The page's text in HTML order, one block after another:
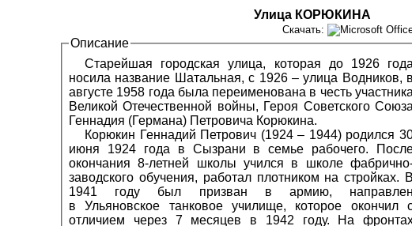
Улица КОРЮКИНА
Скачать:
Описание
Старейшая городская улица, которая до 1926 года
носила название Шатальная, с 1926 – улица Водников, в
августе 1958 года была переименована в честь участника
Великой Отечественной войны, Героя Советского Союза
Геннадия (Германа) Петровича Корюкина.
Корюкин Геннадий Петрович (1924 – 1944) родился
июня 1924 года в Сызрани в семье рабочего.
окончания 8-летней школы учился в школе
заводского обучения, работал плотником на стройках. В
1941 году был призван в армию, направлен
в Ульяновское танковое училище, которое окончил
отличием через 7 месяцев в 1942 году. На